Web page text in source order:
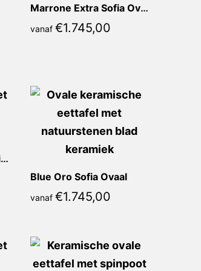
Marrone Extra Sofia Ovaal
vanaf €1.745,00
Calacatta Macchia Sofia Ovaal
Blue Oro Sofia Ovaal
vanaf €1.745,00